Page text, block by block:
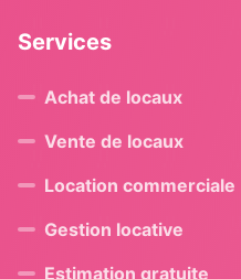
Services
Achat de locaux
Vente de locaux
Location commerciale
Gestion locative
Estimation gratuite